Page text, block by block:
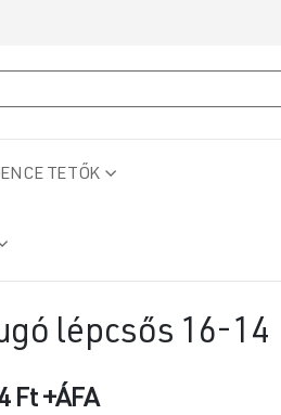
TETŐK
lépcsős 16-14
Ft+ÁFA